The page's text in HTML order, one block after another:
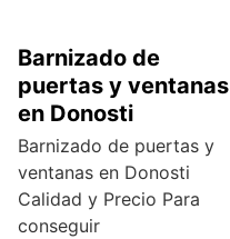
Barnizado de
puertas y ventanas
en Donosti
Barnizado de puertas y
ventanas en Donosti
Calidad y Precio Para
conseguir